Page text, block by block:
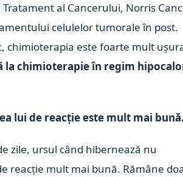
al Cancerului, Norris
celulelor tumorale în post.
chimioterapia este foarte mult
la chimioterapie în regim
lui de reacție este mult mai bună.
zile, ursul când hibernează nu
reacție mult mai bună. Rămâne